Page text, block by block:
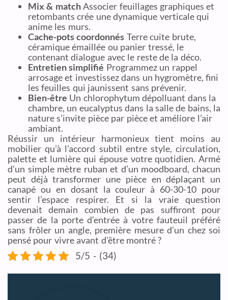
Mix & matchAssocier feuillages graphiques et
retombants crée une dynamique verticale qui
anime les murs.
Cache-pots coordonnés Terre cuite brute,
céramique émaillée ou panier tressé, le
contenant dialogue avec le reste de la déco.
Entretien simplifié Programmez un rappel
arrosage et investissez dans un hygromètre, fini
les feuilles qui jaunissent sans prévenir.
Bien-être Un chlorophytum dépolluant dans la
chambre, un eucalyptus dans la salle de bains, la
nature s’invite pièce par pièce et améliore l’air
ambiant.
Réussir un intérieur harmonieux tient moins au
mobilier qu’à l’accord subtil entre style, circulation,
palette et lumière qui épouse votre quotidien. Armé
d’un simple mètre ruban et d’un moodboard, chacun
peut déjà transformer une pièce en déplaçant un
canapé ou en dosant la couleur à 60-30-10 pour
sentir l’espace respirer. Et si la vraie question
devenait demain combien de pas suffiront pour
passer de la porte d’entrée à votre fauteuil préféré
sans frôler un angle, première mesure d’un chez soi
pensé pour vivre avant d’être montré ?
5/5 - (34)